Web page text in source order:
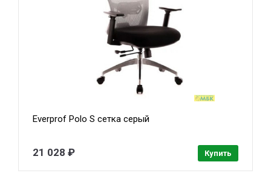
Everprof Polo S сетка серый
21 028 ₽ Купить